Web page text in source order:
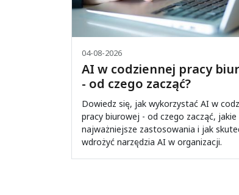
04-08-2026
AI w codziennej pracy
- od czego zacząć?
Dowiedz się, jak wykorzystać AI w
pracy biurowej - od czego zacząć, jakie
najważniejsze zastosowania i jak
wdrożyć narzędzia AI w organizacji.